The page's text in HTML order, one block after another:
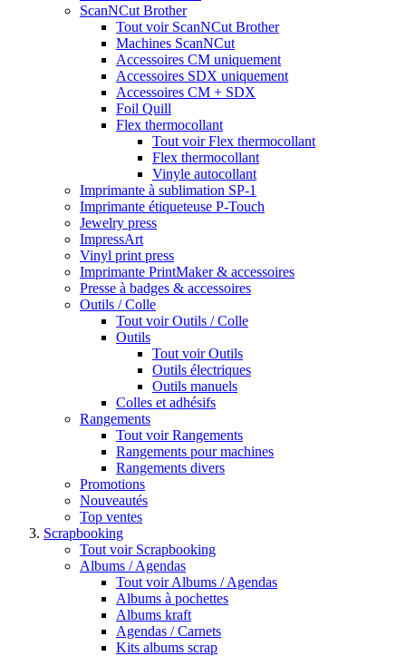
ScanNCut Brother
Tout voir ScanNCut Brother
Machines ScanNCut
Accessoires CM uniquement
Accessoires SDX uniquement
Accessoires CM + SDX
Foil Quill
Flex thermocollant
Tout voir Flex thermocollant
Flex thermocollant
Vinyle autocollant
Imprimante à sublimation SP-1
Imprimante étiqueteuse P-Touch
Jewelry press
ImpressArt
Vinyl print press
Imprimante PrintMaker & accessoires
Presse à badges & accessoires
Outils / Colle
Tout voir Outils / Colle
Outils
Tout voir Outils
Outils électriques
Outils manuels
Colles et adhésifs
Rangements
Tout voir Rangements
Rangements pour machines
Rangements divers
Promotions
Nouveautés
Top ventes
Scrapbooking
Tout voir Scrapbooking
Albums / Agendas
Tout voir Albums / Agendas
Albums à pochettes
Albums kraft
Agendas / Carnets
Kits albums scrap